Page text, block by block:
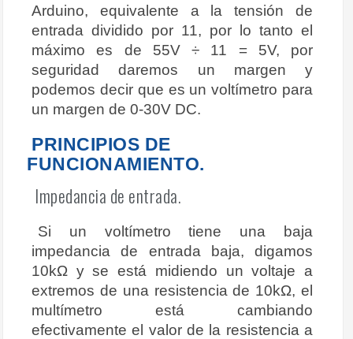
Arduino, equivalente a la tensión de
entrada dividido por 11, por lo tanto el
máximo es de 55V ÷ 11 = 5V, por
seguridad daremos un margen y
podemos decir que es un voltímetro para
un margen de 0-30V DC.
PRINCIPIOS DE
FUNCIONAMIENTO.
Impedancia de entrada.
Si un voltímetro tiene una baja
impedancia de entrada baja, digamos
10kΩ y se está midiendo un voltaje a
extremos de una resistencia de 10kΩ, el
multímetro está cambiando
efectivamente el valor de la resistencia a